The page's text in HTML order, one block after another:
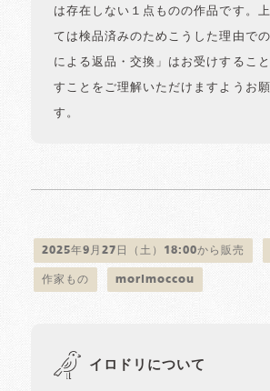
は存在しない１点ものの作品です。
ては検品済みのためこうした理由で
による返品・交換」はお受けするこ
すことをご理解いただけますようお
す。
2025年9月27日（土）18:00から販売
作家もの morimoccou
イロドリについて